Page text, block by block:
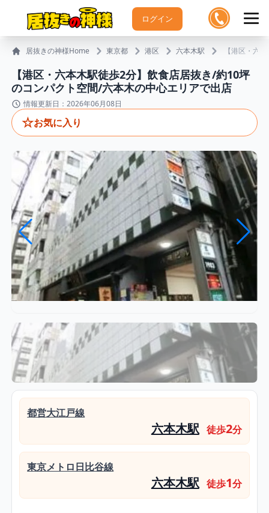
ログイン
居抜きの神様Home 東京都 港区 六本木駅 【港区・六
【港区・六本木駅徒歩2分】飲食店居抜き/約10坪
のコンパクト空間/六本木の中心エリアで出店
情報更新日：2026年06月08日
☆お気に入り
都営大江戸線
六本木駅 徒歩2分
東京メトロ日比谷線
六本木駅 徒歩1分